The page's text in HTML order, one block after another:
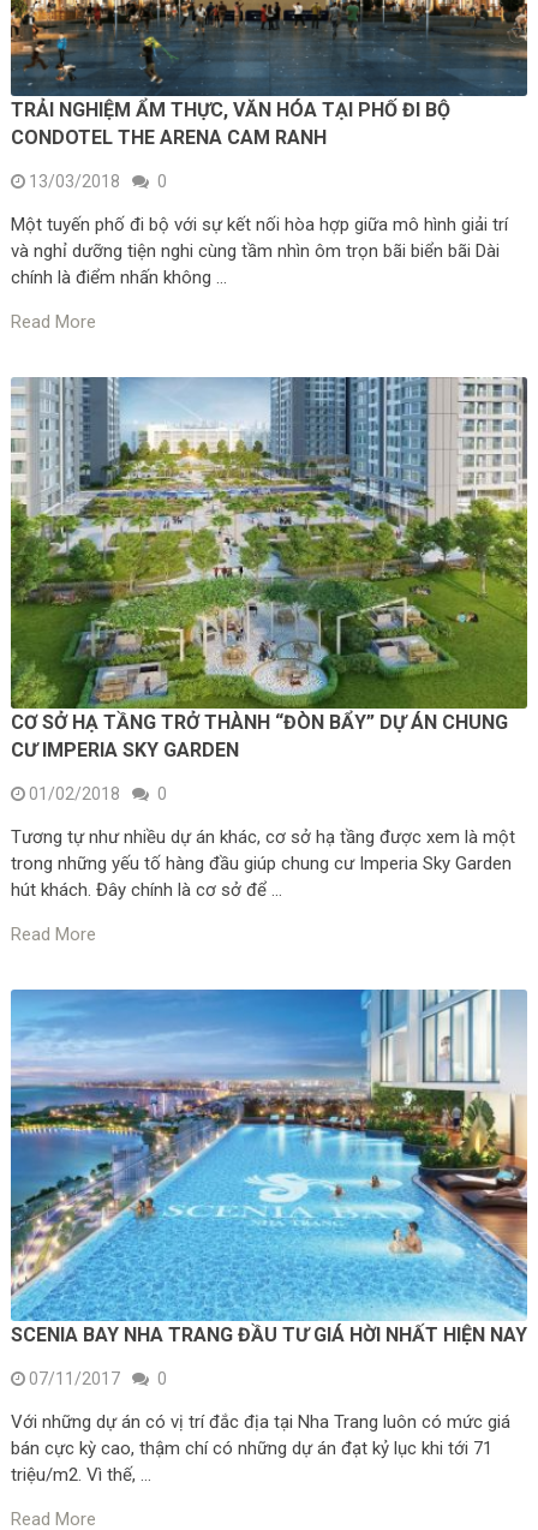
TRẢI NGHIỆM ẨM THỰC, VĂN HÓA TẠI PHỐ ĐI BỘ
CONDOTEL THE ARENA CAM RANH
13/03/2018 0
Một tuyến phố đi bộ với sự kết nối hòa hợp giữa mô hình giải trí
và nghỉ dưỡng tiện nghi cùng tầm nhìn ôm trọn bãi biển bãi Dài
chính là điểm nhấn không …
Read More
CƠ SỞ HẠ TẦNG TRỞ THÀNH “ĐÒN BẨY” DỰ ÁN CHUNG
CƯ IMPERIA SKY GARDEN
01/02/2018 0
Tương tự như nhiều dự án khác, cơ sở hạ tầng được xem là một
trong những yếu tố hàng đầu giúp chung cư Imperia Sky Garden
hút khách. Đây chính là cơ sở để …
Read More
SCENIA BAY NHA TRANG ĐẦU TƯ GIÁ HỜI NHẤT HIỆN NAY
07/11/2017 0
Với những dự án có vị trí đắc địa tại Nha Trang luôn có mức giá
bán cực kỳ cao, thậm chí có những dự án đạt kỷ lục khi tới 71
triệu/m2. Vì thế, …
Read More